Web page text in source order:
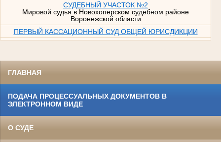
СУДЕБНЫЙ УЧАСТОК №2
Мировой судья в Новохоперском судебном районе
Воронежской области
ПЕРВЫЙ КАССАЦИОННЫЙ СУД ОБЩЕЙ ЮРИСДИКЦИИ
ГЛАВНАЯ
ПОДАЧА ПРОЦЕССУАЛЬНЫХ ДОКУМЕНТОВ В
ЭЛЕКТРОННОМ ВИДЕ
О СУДЕ